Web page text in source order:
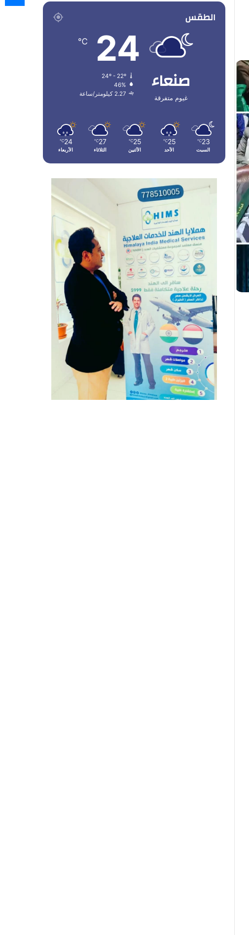
الطقس
صنعاء
غيوم متفرقة
24
℃
24º - 22º
46%
2.27 كيلومتر/ساعة
23
℃
السبت
25
℃
الأحد
25
℃
الأثنين
27
℃
الثلاثاء
24
℃
الأربعاء